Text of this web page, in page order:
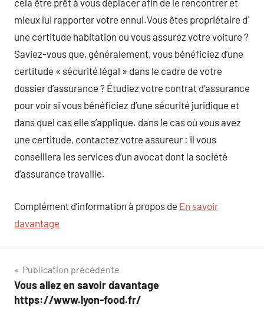
cela être prêt à vous déplacer afin de le rencontrer et
mieux lui rapporter votre ennui.Vous êtes propriétaire d’
une certitude habitation ou vous assurez votre voiture ?
Saviez-vous que, généralement, vous bénéficiez d’une
certitude « sécurité légal » dans le cadre de votre
dossier d’assurance ? Étudiez votre contrat d’assurance
pour voir si vous bénéficiez d’une sécurité juridique et
dans quel cas elle s’applique. dans le cas où vous avez
une certitude, contactez votre assureur : il vous
conseillera les services d’un avocat dont la société
d’assurance travaille.
Complément d’information à propos de En savoir
davantage
Navigation
de
Publication précédente
Vous allez en savoir davantage
https://www.lyon-food.fr/